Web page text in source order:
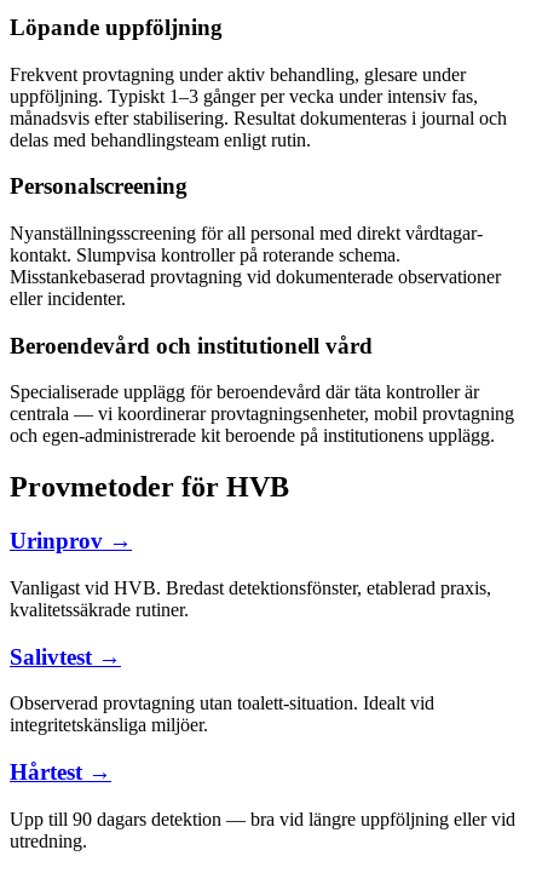
Löpande uppföljning
Frekvent provtagning under aktiv behandling, glesare under
uppföljning. Typiskt 1–3 gånger per vecka under intensiv fas,
månadsvis efter stabilisering. Resultat dokumenteras i journal och
delas med behandlingsteam enligt rutin.
Personalscreening
Nyanställningsscreening för all personal med direkt vårdtagar-
kontakt. Slumpvisa kontroller på roterande schema.
Misstankebaserad provtagning vid dokumenterade observationer
eller incidenter.
Beroendevård och institutionell vård
Specialiserade upplägg för beroendevård där täta kontroller är
centrala — vi koordinerar provtagningsenheter, mobil provtagning
och egen-administrerade kit beroende på institutionens upplägg.
Provmetoder för HVB
Urinprov →
Vanligast vid HVB. Bredast detektionsfönster, etablerad praxis,
kvalitetssäkrade rutiner.
Salivtest →
Observerad provtagning utan toalett-situation. Idealt vid
integritetskänsliga miljöer.
Hårtest →
Upp till 90 dagars detektion — bra vid längre uppföljning eller vid
utredning.